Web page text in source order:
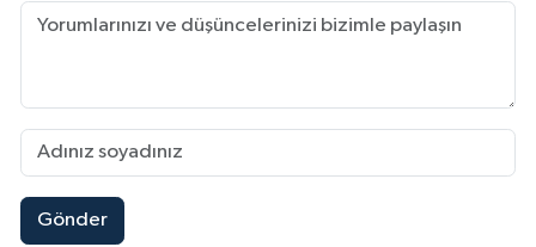
Gönder